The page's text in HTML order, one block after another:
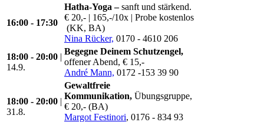
16:00 - 17:30
Hatha-Yoga –sanft und stärkend.
€ 20,- | 165,-/10x | Probe kostenlos
(KK, BA)
Nina Rücker, 0170 - 4610 206
18:00 - 20:00 |
14.9.
Begegne Deinem Schutzengel,
offener Abend, € 15,-
André Mann, 0172 -153 39 90
18:00 - 20:00 |
31.8.
Gewaltfreie
Kommunikation, Übungsgruppe,
€ 20,- (BA)
Margot Festinori, 0176 - 834 93